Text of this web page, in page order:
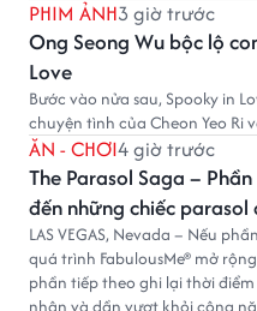
PHIM ẢNH3 giờ trước
Ong Seong Wu bộc lộ
Love
Bước vào nửa sau, Spooky in
chuyện tình của Cheon Yeo Ri
ĂN - CHƠI4 giờ trước
The Parasol Saga –
đến những chiếc
LAS VEGAS, Nevada – Nếu
quá trình FabulousMe® mở
phần tiếp theo ghi lại thời
nhận và dần vượt khỏi công